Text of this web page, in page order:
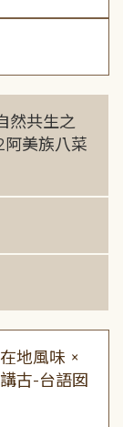
然共生之
美族八菜
地風味 ×
古-台語囡